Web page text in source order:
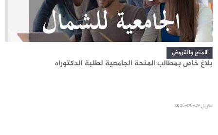
المنح والقروض
بلاغ خاص بمطالب المنحة الجامعية لطلبة الدكتوراه
نشر في29-06-2026